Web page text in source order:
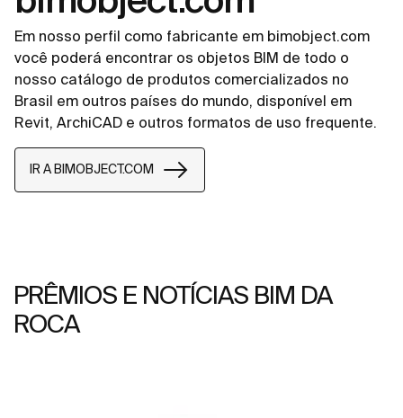
Em nosso perfil como fabricante em bimobject.com
você poderá encontrar os objetos BIM de todo o
nosso catálogo de produtos comercializados no
Brasil em outros países do mundo, disponível em
Revit, ArchiCAD e outros formatos de uso frequente.
IR A BIMOBJECT.COM
PRÊMIOS E NOTÍCIAS BIM DA
ROCA